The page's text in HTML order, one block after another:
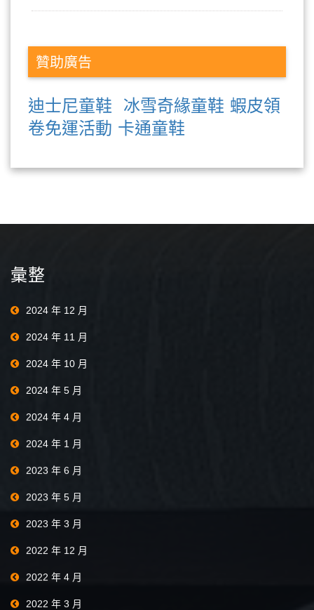
贊助廣告
迪士尼童鞋 冰雪奇緣童鞋 蝦皮領
卷免運活動 卡通童鞋
彙整
2024 年 12 月
2024 年 11 月
2024 年 10 月
2024 年 5 月
2024 年 4 月
2024 年 1 月
2023 年 6 月
2023 年 5 月
2023 年 3 月
2022 年 12 月
2022 年 4 月
2022 年 3 月